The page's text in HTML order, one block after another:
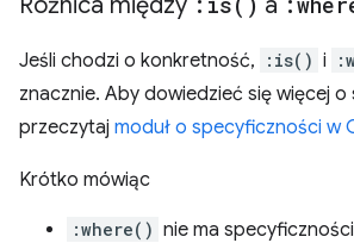
Jeśli chodzi o konkretność, :is() i
znacznie. Aby dowiedzieć się więcej
przeczytaj moduł o specyficzności w
Krótko mówiąc
:where() nie ma